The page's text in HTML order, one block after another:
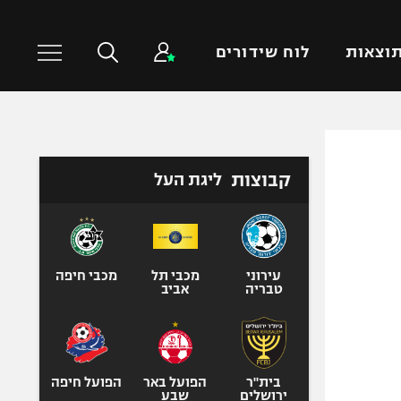
תוצאות לוח שידורים
טניס
כדורעף
ספורט אולימפי
קבוצות ליגת העל
עירוני
טבריה
מכבי תל
אביב
מכבי חיפה
בית"ר
ירושלים
הפועל באר
שבע
הפועל חיפה